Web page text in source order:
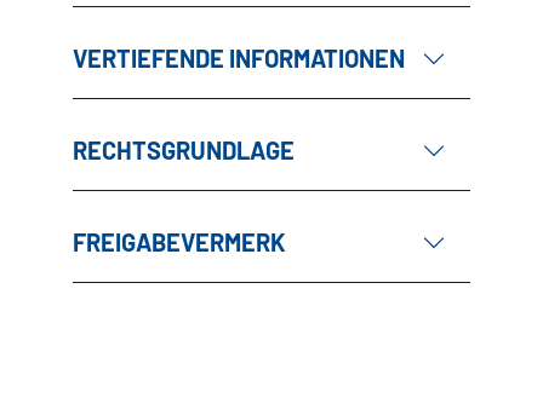
VERTIEFENDE INFORMATIONEN
RECHTSGRUNDLAGE
FREIGABEVERMERK